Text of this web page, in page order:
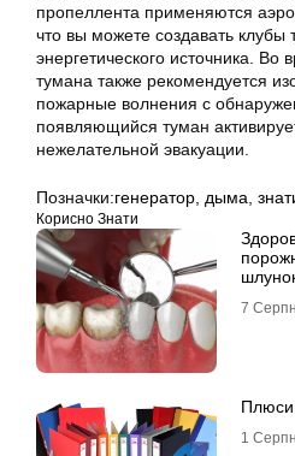
пропеллента применяются
что вы можете создавать клубы
энергетического источника. Во
тумана также рекомендуется
пожарные волнения с
появляющийся туман
нежелательной эвакуации.
Позначки:генератор дыма
Корисно Знати
7
Плюси
1